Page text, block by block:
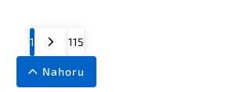
1 115
Nahoru